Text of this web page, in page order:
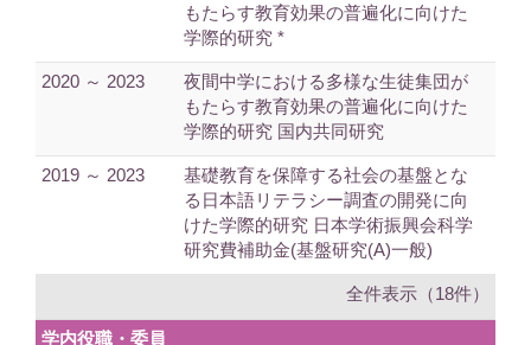
もたらす教育効果の普遍化に向けた
学際的研究 *
2020 ～ 2023
夜間中学における多様な生徒集団が
もたらす教育効果の普遍化に向けた
学際的研究 国内共同研究
2019 ～ 2023
基礎教育を保障する社会の基盤とな
る日本語リテラシー調査の開発に向
けた学際的研究 日本学術振興会科学
研究費補助金(基盤研究(A)一般)
全件表示（18件）
学内役職・委員